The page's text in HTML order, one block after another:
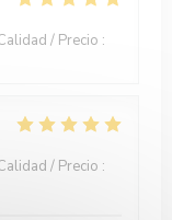
/ Precio :
/ Precio :